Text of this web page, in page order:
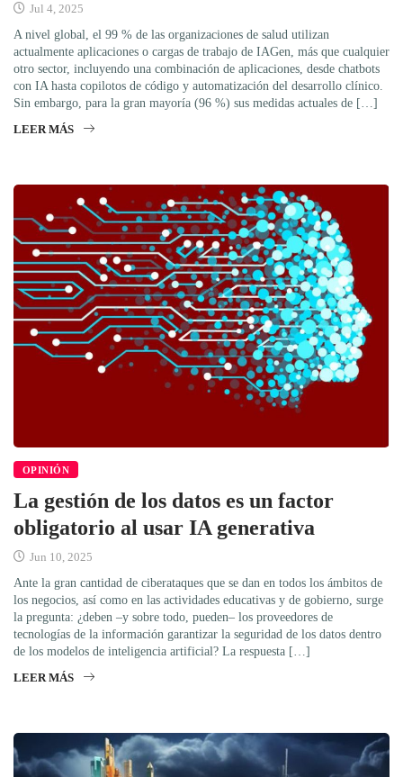
Jul 4, 2025
A nivel global, el 99 % de las organizaciones de salud utilizan
actualmente aplicaciones o cargas de trabajo de IAGen, más que cualquier
otro sector, incluyendo una combinación de aplicaciones, desde chatbots
con IA hasta copilotos de código y automatización del desarrollo clínico.
Sin embargo, para la gran mayoría (96 %) sus medidas actuales de […]
LEER MÁS
OPINIÓN
La gestión de los datos es un factor
obligatorio al usar IA generativa
Jun 10, 2025
Ante la gran cantidad de ciberataques que se dan en todos los ámbitos de
los negocios, así como en las actividades educativas y de gobierno, surge
la pregunta: ¿deben –y sobre todo, pueden– los proveedores de
tecnologías de la información garantizar la seguridad de los datos dentro
de los modelos de inteligencia artificial? La respuesta […]
LEER MÁS